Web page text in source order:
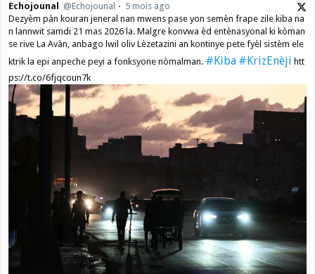
Echojounal @Echojounal
5 mois ago
Dezyèm pàn kouran jeneral nan mwens pase yon semèn frape zile kiba na
n lannwit samdi 21 mas 2026 la. Malgre konvwa èd entènasyonal ki kòman
se rive La Avàn, anbago lwil oliv Lèzetazini an kontinye pete fyèl sistèm ele
ktrik la epi anpeche peyi a fonksyone nòmalman. #Kiba #KrizEnèji htt
ps://t.co/6fjqcoun7k